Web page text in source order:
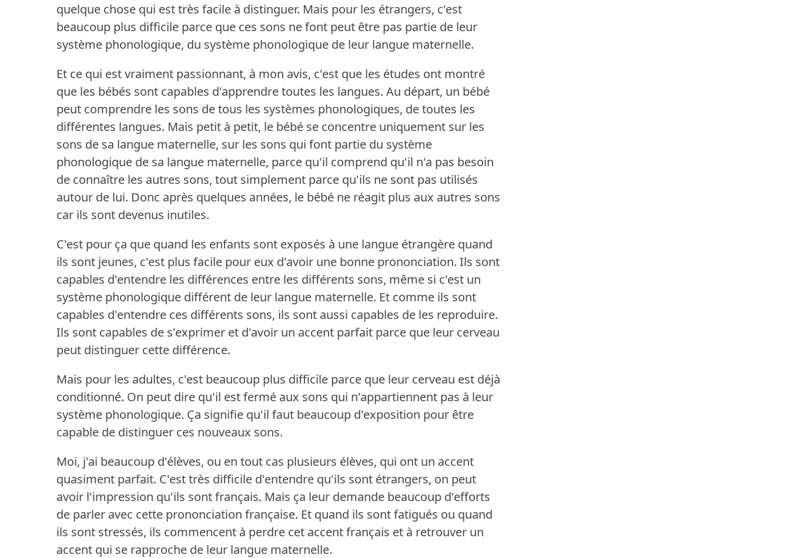
quelque chose qui est très facile à distinguer. Mais pour les étrangers, c'est
beaucoup plus difficile parce que ces sons ne font peut être pas partie de leur
système phonologique, du système phonologique de leur langue maternelle.
Et ce qui est vraiment passionnant, à mon avis, c'est que les études ont montré
que les bébés sont capables d'apprendre toutes les langues. Au départ, un bébé
peut comprendre les sons de tous les systèmes phonologiques, de toutes les
différentes langues. Mais petit à petit, le bébé se concentre uniquement sur les
sons de sa langue maternelle, sur les sons qui font partie du système
phonologique de sa langue maternelle, parce qu'il comprend qu'il n'a pas besoin
de connaître les autres sons, tout simplement parce qu'ils ne sont pas utilisés
autour de lui. Donc après quelques années, le bébé ne réagit plus aux autres sons
car ils sont devenus inutiles.
C'est pour ça que quand les enfants sont exposés à une langue étrangère quand
ils sont jeunes, c'est plus facile pour eux d'avoir une bonne prononciation. Ils sont
capables d'entendre les différences entre les différents sons, même si c'est un
système phonologique différent de leur langue maternelle. Et comme ils sont
capables d'entendre ces différents sons, ils sont aussi capables de les reproduire.
Ils sont capables de s'exprimer et d'avoir un accent parfait parce que leur cerveau
peut distinguer cette différence.
Mais pour les adultes, c'est beaucoup plus difficile parce que leur cerveau est déjà
conditionné. On peut dire qu'il est fermé aux sons qui n'appartiennent pas à leur
système phonologique. Ça signifie qu'il faut beaucoup d'exposition pour être
capable de distinguer ces nouveaux sons.
Moi, j'ai beaucoup d'élèves, ou en tout cas plusieurs élèves, qui ont un accent
quasiment parfait. C'est très difficile d'entendre qu'ils sont étrangers, on peut
avoir l'impression qu'ils sont français. Mais ça leur demande beaucoup d'efforts
de parler avec cette prononciation française. Et quand ils sont fatigués ou quand
ils sont stressés, ils commencent à perdre cet accent français et à retrouver un
accent qui se rapproche de leur langue maternelle.